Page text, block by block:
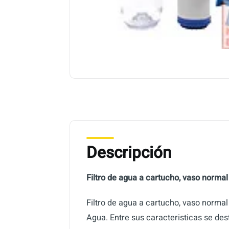
Descripción
Filtro de agua a cartucho, vaso
Filtro de agua a cartucho, vaso
Agua. Entre sus caracteristicas se